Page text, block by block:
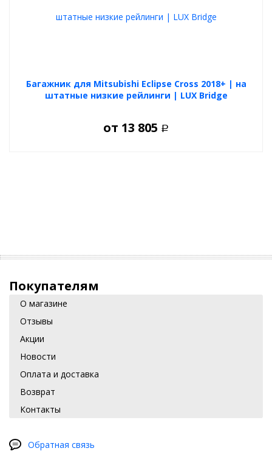
Багажник для Mitsubishi Eclipse Cross 2018+ | на
штатные низкие рейлинги | LUX Bridge
от 13 805 Р
Покупателям
О магазине
Отзывы
Акции
Новости
Оплата и доставка
Возврат
Контакты
Обратная связь